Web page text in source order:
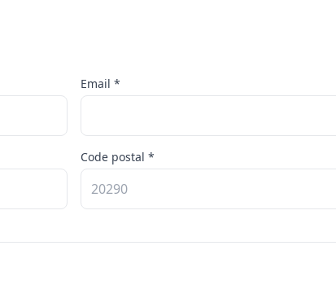
Email *
Code postal *